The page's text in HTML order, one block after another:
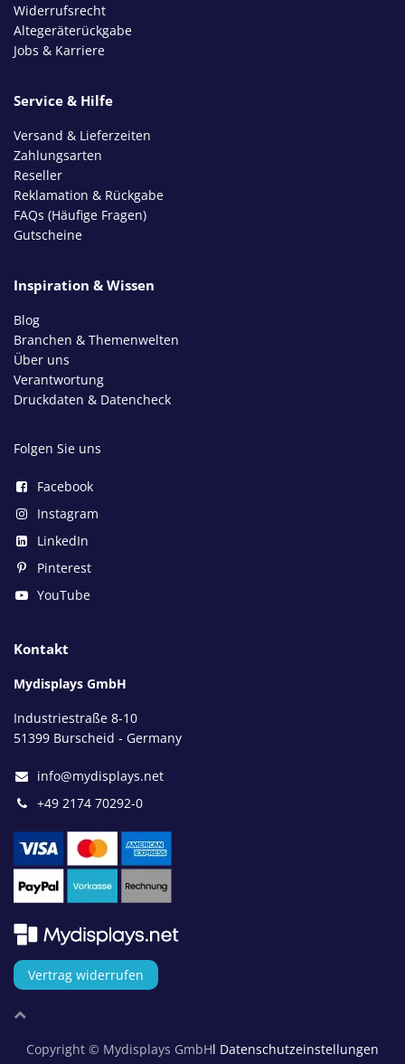
Widerrufsrecht
Altegeräterückgabe
Jobs & Karriere
Service & Hilfe
Versand & Lieferzeiten
Zahlungsarten
Reseller
Reklamation & Rückgabe
FAQs (Häufige Fragen)
Gutscheine
Inspiration & Wissen
Blog
Branchen & Themenwelten
Über uns
Verantwortung
Druckdaten & Datencheck
Folgen Sie uns
Facebook
Instagram
LinkedIn
Pinterest
YouTube
Kontakt
Mydisplays GmbH
Industriestraße 8-10
51399 Burscheid - Germany
info@mydisplays.net
+49 2174 70292-0
Vertrag widerrufen
Copyright © Mydisplays GmbHl Datenschutzeinstellungen